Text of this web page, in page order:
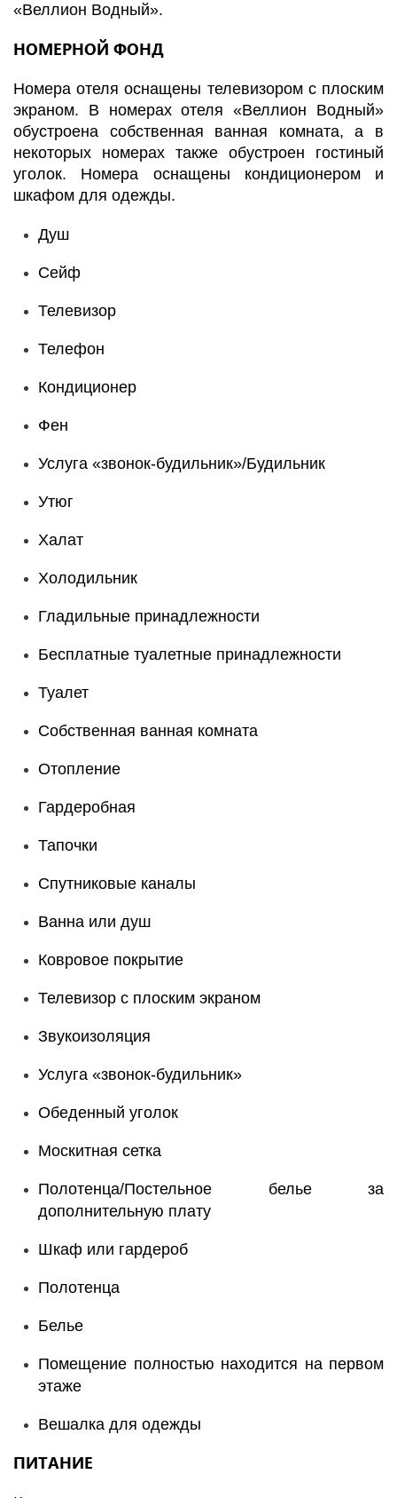
«Веллион Водный».
НОМЕРНОЙ ФОНД
Номера отеля оснащены телевизором с плоским
экраном. В номерах отеля «Веллион Водный»
обустроена собственная ванная комната, а в
некоторых номерах также обустроен гостиный
уголок. Номера оснащены кондиционером и
шкафом для одежды.
Душ
Сейф
Телевизор
Телефон
Кондиционер
Фен
Услуга «звонок-будильник»/Будильник
Утюг
Халат
Холодильник
Гладильные принадлежности
Бесплатные туалетные принадлежности
Туалет
Собственная ванная комната
Отопление
Гардеробная
Тапочки
Спутниковые каналы
Ванна или душ
Ковровое покрытие
Телевизор с плоским экраном
Звукоизоляция
Услуга «звонок-будильник»
Обеденный уголок
Москитная сетка
Полотенца/Постельное белье за
дополнительную плату
Шкаф или гардероб
Полотенца
Белье
Помещение полностью находится на первом
этаже
Вешалка для одежды
ПИТАНИЕ